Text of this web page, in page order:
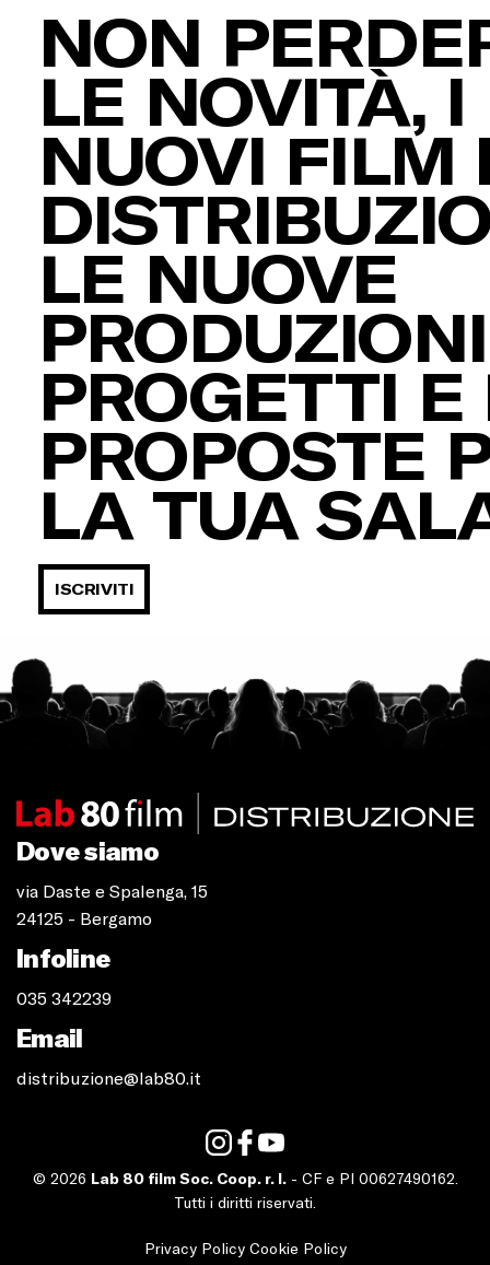
NON
LE NOVITÀ, I
NUOVI FILM
LE NUOVE
PROGETTI E
PROPOSTE
LA TUA
ISCRIVITI
Dove siamo
via Daste e Spalenga, 15
24125 - Bergamo
Infoline
035 342239
Email
distribuzione@lab80.it
© 2026 Lab 80 film Soc. Coop. r. l.- CF e PI 00627490162.
Tutti i diritti riservati.
Privacy Policy Cookie Policy